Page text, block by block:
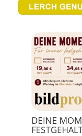
DEINE